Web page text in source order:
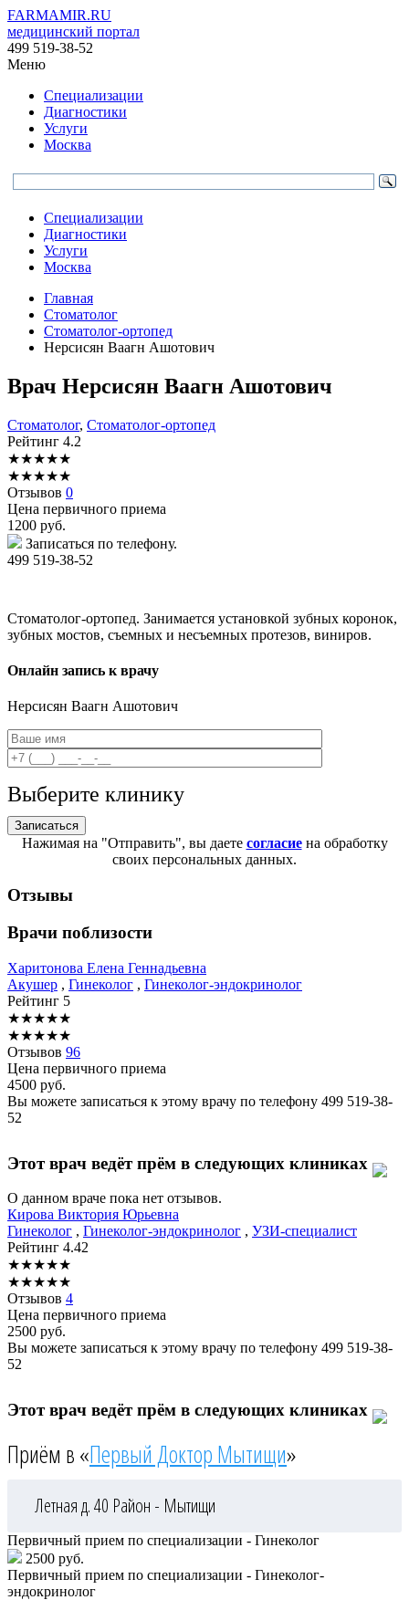
FARMAMIR.RU
медицинский портал
499 519-38-52
Меню
Специализации
Диагностики
Услуги
Москва
Специализации
Диагностики
Услуги
Москва
Главная
Стоматолог
Стоматолог-ортопед
Нерсисян Ваагн Ашотович
Врач Нерсисян Ваагн Ашотович
Стоматолог, Стоматолог-ортопед
Рейтинг 4.2
★★★★★
★★★★★
Отзывов 0
Цена первичного приема
1200 руб.
Записаться по телефону.
499 519-38-52
Стоматолог-ортопед. Занимается установкой зубных коронок,
зубных мостов, съемных и несъемных протезов, виниров.
Онлайн запись к врачу
Нерсисян Ваагн Ашотович
Выберите клинику
Нажимая на "Отправить", вы даете согласиена обработку
своих персональных данных.
Отзывы
Врачи поблизости
Харитонова Елена Геннадьевна
Акушер , Гинеколог , Гинеколог-эндокринолог
Рейтинг 5
★★★★★
★★★★★
Отзывов 96
Цена первичного приема
4500 руб.
Вы можете записаться к этому врачу по телефону 499 519-38-
52
Этот врач ведёт прём в следующих клиниках
О данном враче пока нет отзывов.
Кирова Виктория Юрьевна
Гинеколог , Гинеколог-эндокринолог , УЗИ-специалист
Рейтинг 4.42
★★★★★
★★★★★
Отзывов 4
Цена первичного приема
2500 руб.
Вы можете записаться к этому врачу по телефону 499 519-38-
52
Этот врач ведёт прём в следующих клиниках
Приём в «Первый Доктор Мытищи»
Летная д. 40 Район - Мытищи
Первичный прием по специализации - Гинеколог
2500 руб.
Первичный прием по специализации - Гинеколог-
эндокринолог